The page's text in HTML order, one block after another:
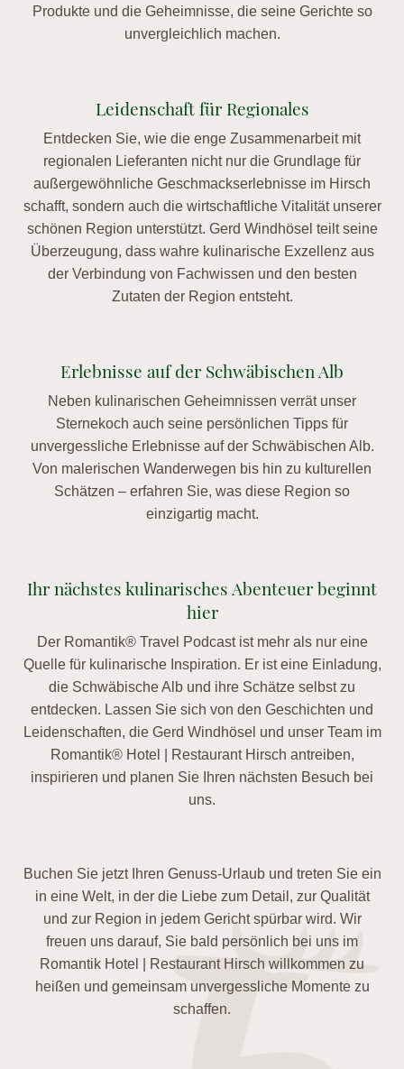
Produkte und die Geheimnisse, die seine Gerichte so
unvergleichlich machen.
Leidenschaft für Regionales
Entdecken Sie, wie die enge Zusammenarbeit mit
regionalen Lieferanten nicht nur die Grundlage für
außergewöhnliche Geschmackserlebnisse im Hirsch
schafft, sondern auch die wirtschaftliche Vitalität unserer
schönen Region unterstützt. Gerd Windhösel teilt seine
Überzeugung, dass wahre kulinarische Exzellenz aus
der Verbindung von Fachwissen und den besten
Zutaten der Region entsteht.
Erlebnisse auf der Schwäbischen Alb
Neben kulinarischen Geheimnissen verrät unser
Sternekoch auch seine persönlichen Tipps für
unvergessliche Erlebnisse auf der Schwäbischen Alb.
Von malerischen Wanderwegen bis hin zu kulturellen
Schätzen – erfahren Sie, was diese Region so
einzigartig macht.
Ihr nächstes kulinarisches Abenteuer beginnt
hier
Der Romantik® Travel Podcast ist mehr als nur eine
Quelle für kulinarische Inspiration. Er ist eine Einladung,
die Schwäbische Alb und ihre Schätze selbst zu
entdecken. Lassen Sie sich von den Geschichten und
Leidenschaften, die Gerd Windhösel und unser Team im
Romantik® Hotel | Restaurant Hirsch antreiben,
inspirieren und planen Sie Ihren nächsten Besuch bei
uns.
Buchen Sie jetzt Ihren Genuss-Urlaub und treten Sie ein
in eine Welt, in der die Liebe zum Detail, zur Qualität
und zur Region in jedem Gericht spürbar wird. Wir
freuen uns darauf, Sie bald persönlich bei uns im
Romantik Hotel | Restaurant Hirsch willkommen zu
heißen und gemeinsam unvergessliche Momente zu
schaffen.